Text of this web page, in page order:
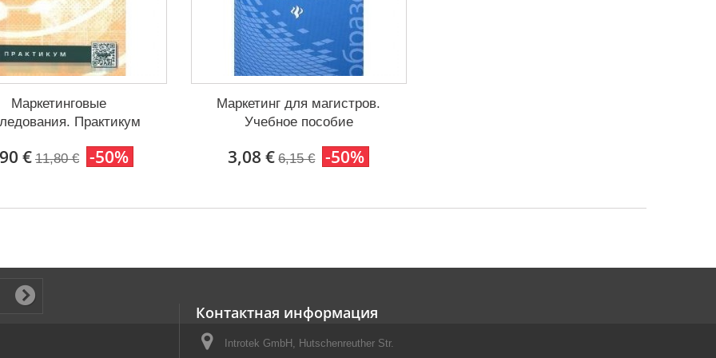
Маркетинговые
Практикум
€ 11,80 € -50%
Маркетинг для магистров.
Учебное пособие
3,08 € 6,15 € -50%
Контактная информация
Introtek GmbH, Hutschenreuther Str.